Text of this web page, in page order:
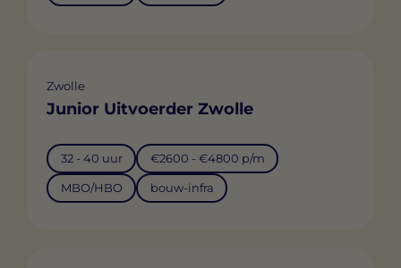
Zwolle
Junior Uitvoerder Zwolle
32 - 40 uur €2600 - €4800 p/m
MBO/HBO bouw-infra